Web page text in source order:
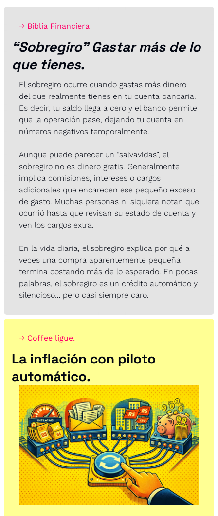
→ Biblia Financiera
“Sobregiro” Gastar más de lo
que tienes.
El sobregiro ocurre cuando gastas más dinero
del que realmente tienes en tu cuenta bancaria.
Es decir, tu saldo llega a cero y el banco permite
que la operación pase, dejando tu cuenta en
números negativos temporalmente.
Aunque puede parecer un “salvavidas”, el
sobregiro no es dinero gratis. Generalmente
implica comisiones, intereses o cargos
adicionales que encarecen ese pequeño exceso
de gasto. Muchas personas ni siquiera notan que
ocurrió hasta que revisan su estado de cuenta y
ven los cargos extra.
En la vida diaria, el sobregiro explica por qué a
veces una compra aparentemente pequeña
termina costando más de lo esperado. En pocas
palabras, el sobregiro es un crédito automático y
silencioso… pero casi siempre caro.
→ Coffee ligue.
La inflación con piloto
automático.